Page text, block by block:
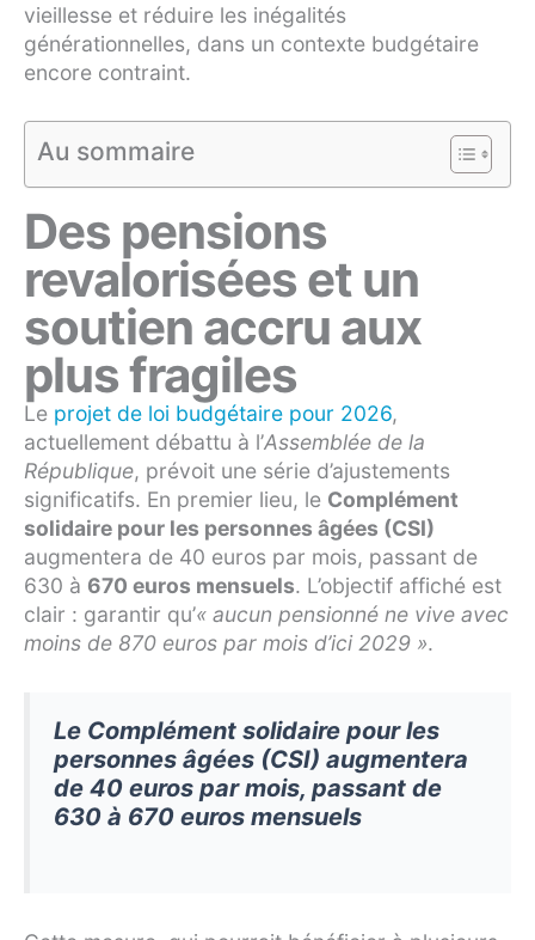
vieillesse et réduire les inégalités
générationnelles, dans un contexte budgétaire
encore contraint.
Au sommaire
Des pensions
revalorisées et un
soutien accru aux
plus fragiles
Le projet de loi budgétaire pour 2026,
actuellement débattu à l’Assemblée de la
République, prévoit une série d’ajustements
significatifs. En premier lieu, le Complément
solidaire pour les personnes âgées (CSI)
augmentera de 40 euros par mois, passant de
630 à 670 euros mensuels. L’objectif affiché est
clair : garantir qu’« aucun pensionné ne vive avec
moins de 870 euros par mois d’ici 2029 ».
Le Complément solidaire pour les
personnes âgées (CSI) augmentera
de 40 euros par mois, passant de
630 à 670 euros mensuels